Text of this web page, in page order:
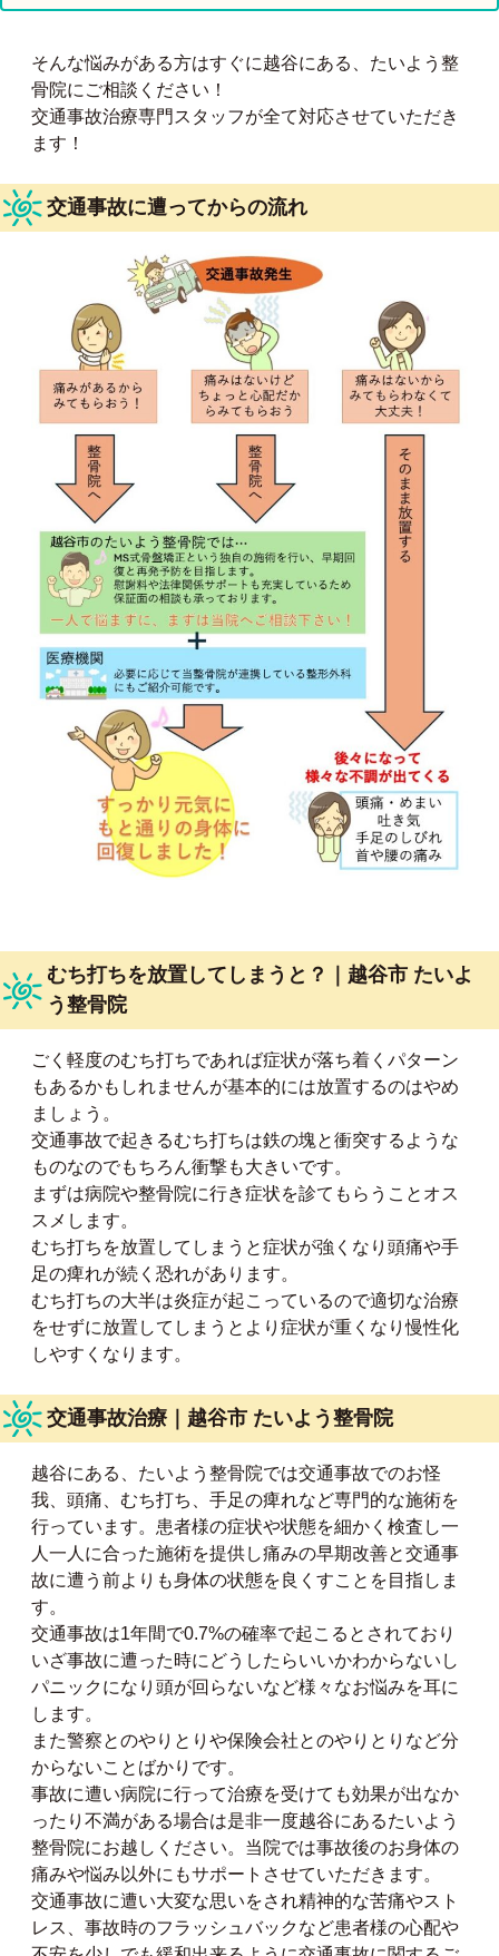
そんな悩みがある方はすぐに越谷にある、たいよう整
骨院にご相談ください！
交通事故治療専門スタッフが全て対応させていただき
ます！
交通事故に遭ってからの流れ
むち打ちを放置してしまうと？｜越谷市 たいよ
う整骨院
ごく軽度のむち打ちであれば症状が落ち着くパターン
もあるかもしれませんが基本的には放置するのはやめ
ましょう。
交通事故で起きるむち打ちは鉄の塊と衝突するような
ものなのでもちろん衝撃も大きいです。
まずは病院や整骨院に行き症状を診てもらうことオス
スメします。
むち打ちを放置してしまうと症状が強くなり頭痛や手
足の痺れが続く恐れがあります。
むち打ちの大半は炎症が起こっているので適切な治療
をせずに放置してしまうとより症状が重くなり慢性化
しやすくなります。
交通事故治療｜越谷市 たいよう整骨院
越谷にある、たいよう整骨院では交通事故でのお怪
我、頭痛、むち打ち、手足の痺れなど専門的な施術を
行っています。患者様の症状や状態を細かく検査し一
人一人に合った施術を提供し痛みの早期改善と交通事
故に遭う前よりも身体の状態を良くすことを目指しま
す。
交通事故は1年間で0.7%の確率で起こるとされており
いざ事故に遭った時にどうしたらいいかわからないし
パニックになり頭が回らないなど様々なお悩みを耳に
します。
また警察とのやりとりや保険会社とのやりとりなど分
からないことばかりです。
事故に遭い病院に行って治療を受けても効果が出なか
ったり不満がある場合は是非一度越谷にあるたいよう
整骨院にお越しください。当院では事故後のお身体の
痛みや悩み以外にもサポートさせていただきます。
交通事故に遭い大変な思いをされ精神的な苦痛やスト
レス、事故時のフラッシュバックなど患者様の心配や